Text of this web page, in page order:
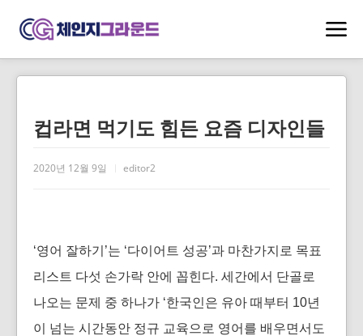
컵라면 먹기도 힘든 요즘 디자인들
2020년 12월 9일 editor2
‘영어 잘하기’는 ‘다이어트 성공’과 마찬가지로 목표
리스트 다섯 손가락 안에 꼽힌다. 세간에서 단골로
나오는 문제 중 하나가 ‘한국인은 유아 때부터 10년
이 넘는 시간동안 정규 교육으로 영어를 배우면서도